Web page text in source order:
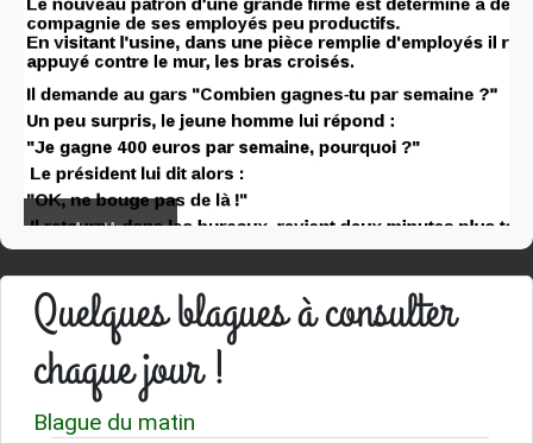
quelques blagues
Quelques blagues à consulter
chaque jour !
Blague du matin